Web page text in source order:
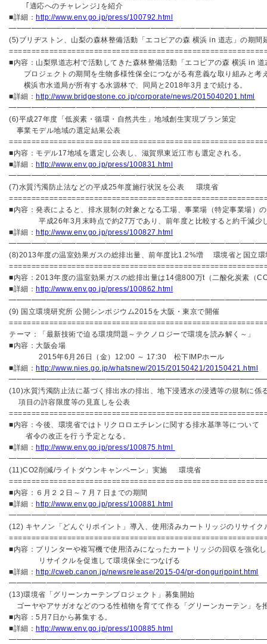
｢適応へのチャレンジ｣を紹介
■詳細： http://www.env.go.jp/press/100792.html
(5)ブリヂストン、山梨の森林整備活動「エコピアの森 横浜 in 道志」の期間
■内容：山梨県道志村で活動してきた森林整備活動「エコピアの森 横浜 in 道
プロジェクトの期間を生物多様性保全につながる有意義な取り組みと考
横浜市水道局が所有する水源林で、同局と2018年3月まで続ける。
■詳細： http://www.bridgestone.co.jp/corporate/news/2015040201.html
(6)平成27年度「低炭素・循環・自然共生」地域創生実現プラン策定
事業モデル地域の選定結果公表
■内容：モデル17地域を選定し公表し、滋賀県東近江市も選定される。
■詳細： http://www.env.go.jp/press/100831.html
(7)水質汚濁防止法などの平成25年度施行状況を公表 環境省
■内容：発表によると、排水規制の対象となる工場、事業場（特定事業場）
平成26年3月末時点で約27万であり、前年度と比較すると約千減少
■詳細： http://www.env.go.jp/press/100827.html
(8)2013年度の温室効果ガスの総排出量、前年度比1.2%増 環境省と国立環
■内容：2013年度の温室効果ガスの総排出量は14億800万t（二酸化
■詳細： http://www.env.go.jp/press/100862.html
(9) 国立環境研究所 公開シンポジウム2015を大阪・東京で開催
テーマ：「最新技術で迫る環境問題～テクノロジーで環境を読み解く～」
■内容：大阪会場
2015年6月26日（金）12:00 ～ 17:30 松下IMPホール
■詳細： http://www.nies.go.jp/whatsnew/2015/20150421/20150421.html
(10)水質汚濁防止法に基づく排出水の排出、地下浸透水の浸透等の規制に係
項目の許容限度等の見直しを公表
■内容：今後、環境省ではトリクロロエチレンに関する排水基準等について
省令の改正を行う予定となる。
■詳細： http://www.env.go.jp/press/100875.html
(11)CO2削減/ライトダウンキャンペーン」実施 環境省
■内容：６月２２日～７月７日までの期間
■詳細： http://www.env.go.jp/press/100881.html
(12) キヤノン「どんぐりポイント」導入、使用済みカートリッジのリサイク
■内容：プリンターや複写機で使用済みになったカートリッジの回収を強化
リサイクルを促進して環境保全につなげる
■詳細： http://cweb.canon.jp/newsrelease/2015-04/pr-donguripoint.html
(13)環境省「グリーンカーテンプロジェクト」募集
ゴーヤやアサガオなどのつる性植物を育てて作る「グリーンカーテン」を
■内容：5月7日から募集する。
■詳細： http://www.env.go.jp/press/100885.html